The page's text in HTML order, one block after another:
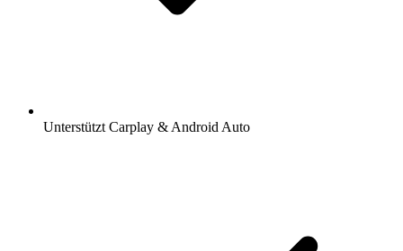
Unterstützt Carplay & Android Auto